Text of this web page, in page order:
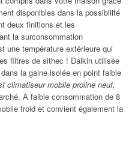
disponibles dans la possibilité
deux finitions et les
la surconsommation
une température extérieure qui
filtres de sithec ! Daikin utilisée
la gaine isolée en point faible
climatiseur mobile proline neuf,
À faible consommation de 8
froid et convient également la